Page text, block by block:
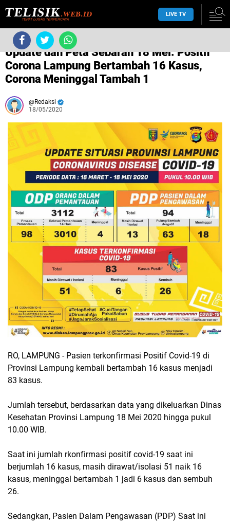
LIVE TV
/dinkes provinsi lampung
Update dan Peta Sebaran 18 Mei: Positif
Corona Lampung Bertambah 16 Kasus,
Corona Meninggal Tambah 1
Redaksi
18/05/2020
RO, LAMPUNG - Pasien terkonfirmasi Positif Covid-19 di
Provinsi Lampung kembali bertambah 16 kasus menjadi
83 kasus.
Jumlah tersebut, berdasarkan data yang dikeluarkan Dinas
Kesehatan Provinsi Lampung 18 Mei 2020 hingga pukul
10.00 WIB.
Saat ini jumlah rkonfirmasi positif covid-19 saat ini
berjumlah 16 kasus, masih dirawat/isolasi 51 naik 16
kasus, meninggal bertambah 1 jadi 6 kasus dan sembuh
26.
Sedangkan, Pasien Dalam Pengawasan (PDP) Saat ini